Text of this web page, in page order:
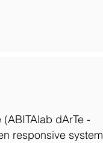
dArTe -
responsive system